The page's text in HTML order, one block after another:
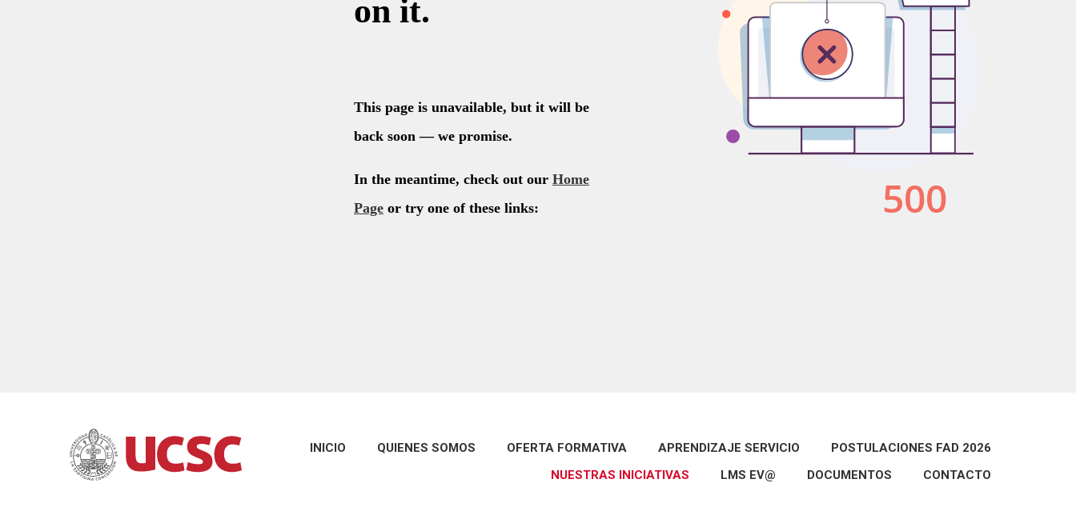
INICIO QUIENES SOMOS OFERTA FORMATIVA APRENDIZAJE SERVICIO
POSTULACIONES FAD 2026
NUESTRAS INICIATIVAS
LMS EV@ DOCUMENTOS CONTACTO